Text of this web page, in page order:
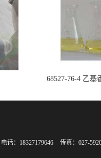
68527-76-4 乙
电话：18327179646 传真：027-